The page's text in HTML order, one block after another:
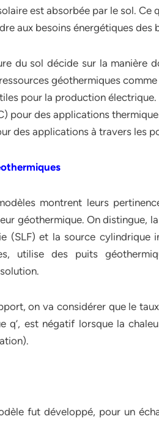
est absorbée par le sol.
aux besoins énergétiques des
du sol décide sur la manière
géothermiques comme
pour la production électrique.
pour des applications
des applications à travers les
montrent leurs
géothermique. On distingue,
(SLF) et la source cylindrique
utilise des puits
on va considérer que le
q’, est négatif lorsque la
fut développé, pour un